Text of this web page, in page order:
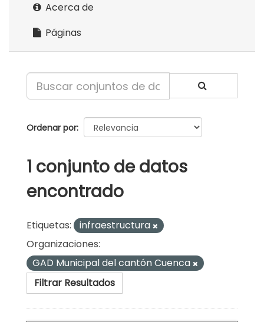
Acerca de
Páginas
Ordenar por
1 conjunto de datos
encontrado
Etiquetas:
infraestructura
Organizaciones:
GAD Municipal del cantón Cuenca
Filtrar Resultados